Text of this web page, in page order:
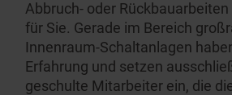
Abbruch- oder
für Sie. Gerade im Bereich
Innenraum-Schalt­anlagen
Erfahrung und setzen
geschulte Mitarbeiter ein, die